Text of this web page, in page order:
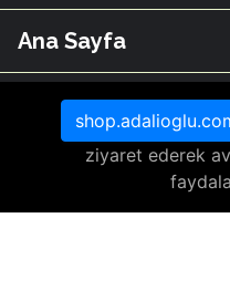
Ana Sayfa
ziyaret ederek